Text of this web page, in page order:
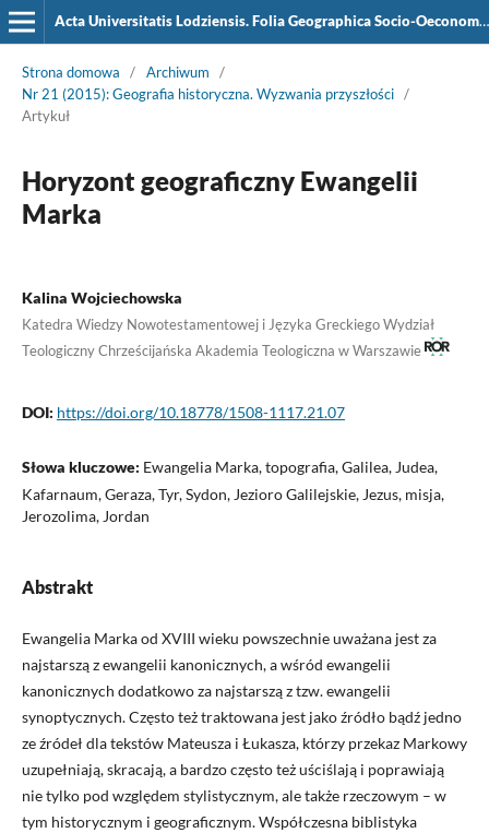
Acta Universitatis Lodziensis. Folia Geographica Socio-Oeconomica
Strona domowa / Archiwum
/
Nr 21 (2015): Geografia historyczna. Wyzwania przyszłości /
Artykuł
Horyzont geograficzny Ewangelii
Marka
Kalina Wojciechowska
Katedra Wiedzy Nowotestamentowej i Języka Greckiego Wydział
Teologiczny Chrześcijańska Akademia Teologiczna w Warszawie
DOI: https://doi.org/10.18778/1508-1117.21.07
Słowa kluczowe: Ewangelia Marka, topografia, Galilea, Judea,
Kafarnaum, Geraza, Tyr, Sydon, Jezioro Galilejskie, Jezus, misja,
Jerozolima, Jordan
Abstrakt
Ewangelia Marka od XVIII wieku powszechnie uważana jest za
najstarszą z ewangelii kanonicznych, a wśród ewangelii
kanonicznych dodatkowo za najstarszą z tzw. ewangelii
synoptycznych. Często też traktowana jest jako źródło bądź jedno
ze źródeł dla tekstów Mateusza i Łukasza, którzy przekaz Markowy
uzupełniają, skracają, a bardzo często też uściślają i poprawiają
nie tylko pod względem stylistycznym, ale także rzeczowym – w
tym historycznym i geograficznym. Współczesna biblistyka